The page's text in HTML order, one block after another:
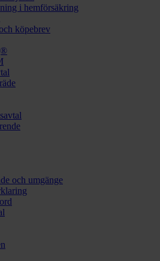
i hemförsäkring
köpebrev
och umgänge